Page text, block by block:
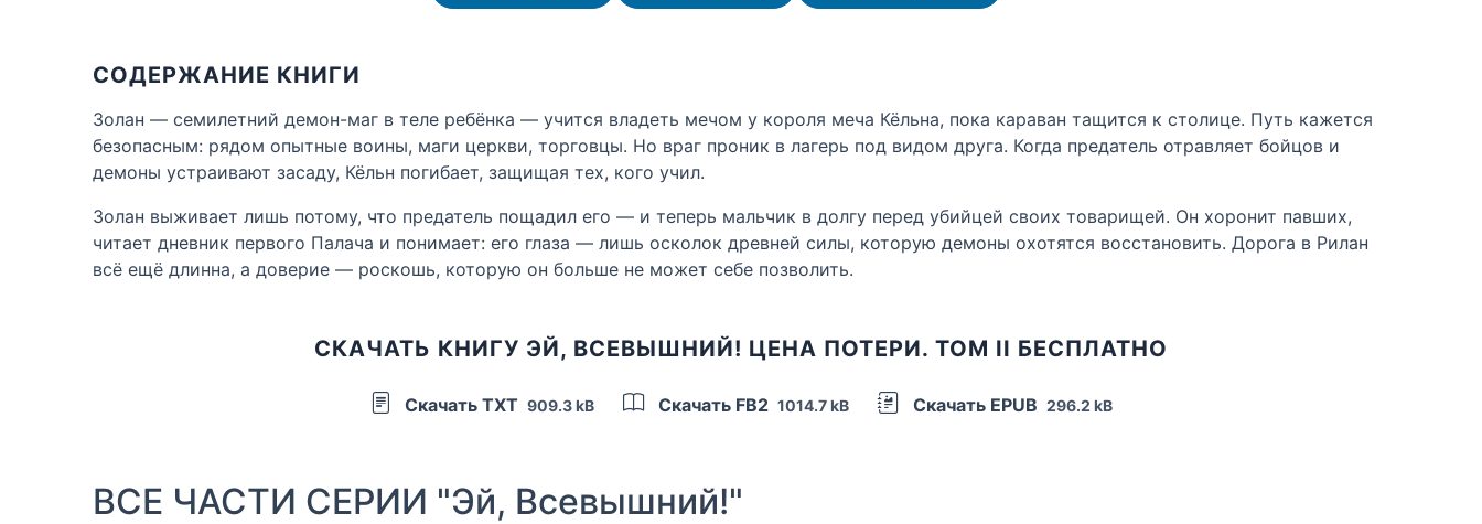
СОДЕРЖАНИЕ КНИГИ
Золан — семилетний демон-маг в теле ребёнка — учится владеть мечом у короля меча Кёльна, пока караван тащится к столице. Путь кажется
безопасным: рядом опытные воины, маги церкви, торговцы. Но враг проник в лагерь под видом друга. Когда предатель отравляет бойцов и
демоны устраивают засаду, Кёльн погибает, защищая тех, кого учил.
Золан выживает лишь потому, что предатель пощадил его — и теперь мальчик в долгу перед убийцей своих товарищей. Он хоронит павших,
читает дневник первого Палача и понимает: его глаза — лишь осколок древней силы, которую демоны охотятся восстановить. Дорога в Рилан
всё ещё длинна, а доверие — роскошь, которую он больше не может себе позволить.
СКАЧАТЬ КНИГУ ЭЙ, ВСЕВЫШНИЙ! ЦЕНА ПОТЕРИ. ТОМ II БЕСПЛАТНО
Скачать TXT 909.3 kB Скачать FB2 1014.7 kB Скачать EPUB 296.2 kB
ВСЕ ЧАСТИ СЕРИИ "Эй, Всевышний!"